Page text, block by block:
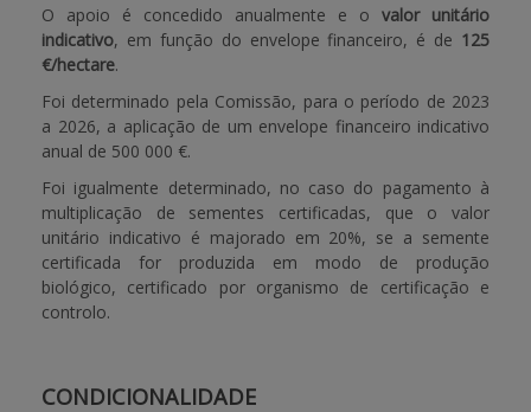
O apoio é concedido anualmente e o valor unitário
indicativo, em função do envelope financeiro, é de 125
€/hectare.
Foi determinado pela Comissão, para o período de 2023
a 2026, a aplicação de um envelope financeiro indicativo
anual de 500 000 €.
Foi igualmente determinado, no caso do pagamento à
multiplicação de sementes certificadas, que o valor
unitário indicativo é majorado em 20%, se a semente
certificada for produzida em modo de produção
biológico, certificado por organismo de certificação e
controlo.
CONDICIONALIDADE